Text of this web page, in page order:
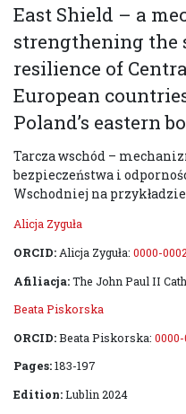
East Shield – a
strengthening the
resilience of
European
Poland’s eastern
Tarcza wschód –
bezpieczeństwa i
Wschodniej na
Alicja Zyguła
ORCID: Alicja Zyguła: 0000-
Afiliacja:The John Paul II
Beata Piskorska
ORCID:Beata Piskorska:
Pages:183-197
Edition:Lublin 2024